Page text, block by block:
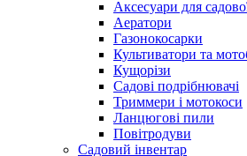
Аксесуари для
Аератори
Газонокосарки
Культиватори та
Кущорізи
Садові подрібнювачі
Триммери і мотокоси
Ланцюгові пили
Повітродуви
Садовий інвентар